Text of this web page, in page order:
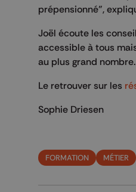
prépensionné”,
Joël écoute les
accessible à tous
au plus grand nombre.
Le retrouver sur les
Sophie Driesen
FORMATION MÉTIER